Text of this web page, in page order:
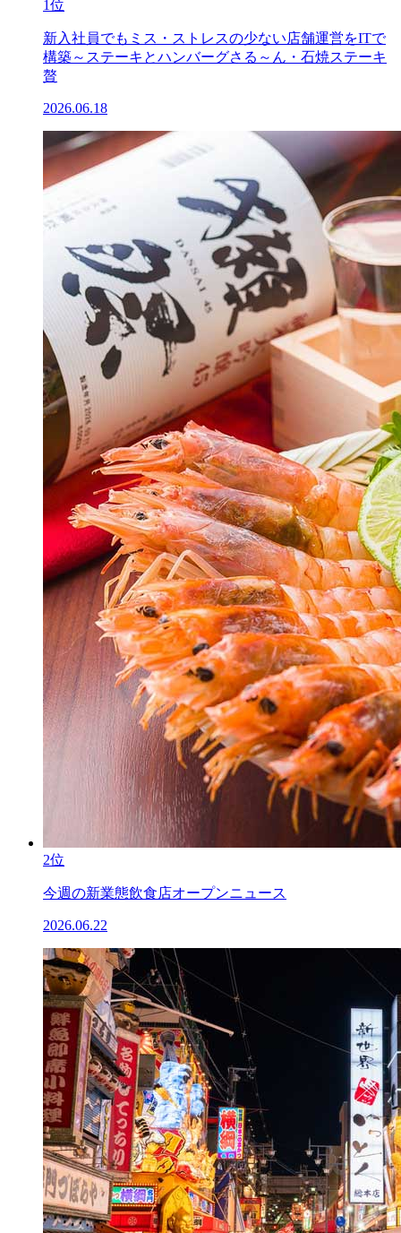
1位
新入社員でもミス・ストレスの少ない店舗運営をITで
構築～ステーキとハンバーグさる～ん・石焼ステーキ
贅
2026.06.18
2位
今週の新業態飲食店オープンニュース
2026.06.22